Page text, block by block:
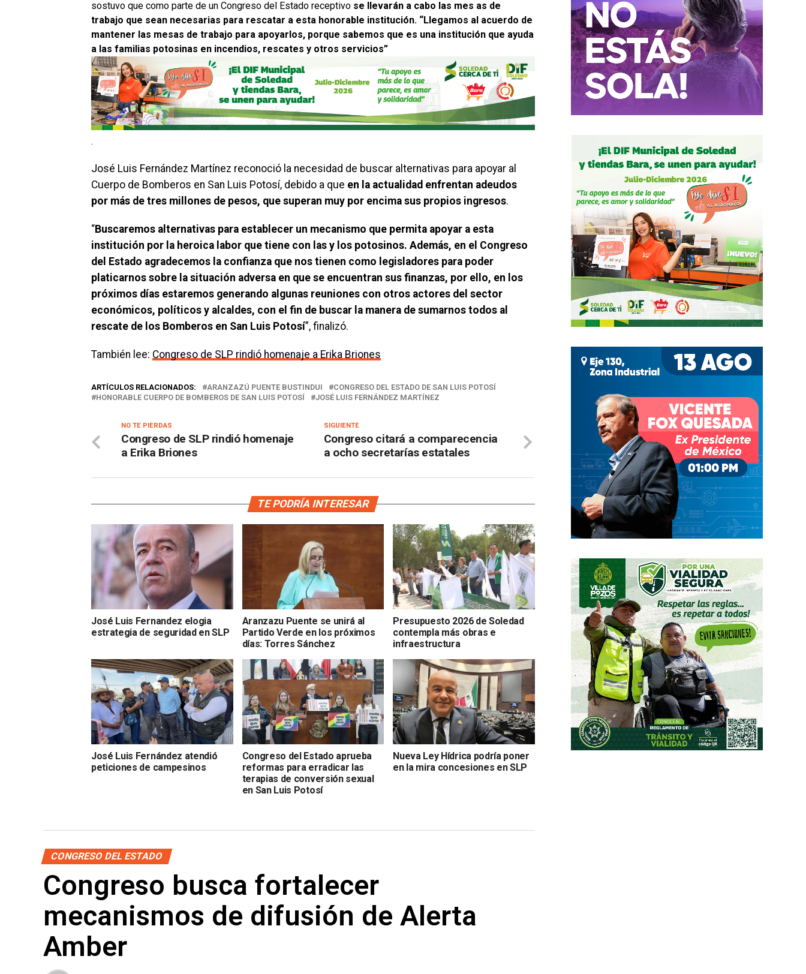
sostuvo que como parte de un Congreso del Estado receptivo se llevarán a cabo las mes as de
trabajo que sean necesarias para rescatar a esta honorable institución. “Llegamos al acuerdo de
mantener las mesas de trabajo para apoyarlos, porque sabemos que es una institución que ayuda
a las familias potosinas en incendios, rescates y otros servicios”
.
José Luis Fernández Martínez reconoció la necesidad de buscar alternativas para apoyar al
Cuerpo de Bomberos en San Luis Potosí, debido a que en la actualidad enfrentan adeudos
por más de tres millones de pesos, que superan muy por encima sus propios ingresos.
“Buscaremos alternativas para establecer un mecanismo que permita apoyar a esta
institución por la heroica labor que tiene con las y los potosinos. Además, en el Congreso
del Estado agradecemos la confianza que nos tienen como legisladores para poder
platicarnos sobre la situación adversa en que se encuentran sus finanzas, por ello, en los
próximos días estaremos generando algunas reuniones con otros actores del sector
económicos, políticos y alcaldes, con el fin de buscar la manera de sumarnos todos al
rescate de los Bomberos en San Luis Potosí”, finalizó.
También lee: Congreso de SLP rindió homenaje a Erika Briones
ARTÍCULOS RELACIONADOS: ARANZAZÚ PUENTE BUSTINDUI
CONGRESO DEL ESTADO DE SAN LUIS POTOSÍ
HONORABLE CUERPO DE BOMBEROS DE SAN LUIS POTOSÍ
JOSÉ LUIS FERNÁNDEZ MARTÍNEZ
SIGUIENTE
Congreso citará a comparecencia
a ocho secretarías estatales
NO TE PIERDAS
Congreso de SLP rindió homenaje
a Erika Briones
TE PODRÍA INTERESAR
José Luis Fernandez elogia
estrategia de seguridad en SLP
Aranzazu Puente se unirá al
Partido Verde en los próximos
días: Torres Sánchez
Presupuesto 2026 de Soledad
contempla más obras e
infraestructura
José Luis Fernández atendió
peticiones de campesinos
Congreso del Estado aprueba
reformas para erradicar las
terapias de conversión sexual
en San Luis Potosí
Nueva Ley Hídrica podría poner
en la mira concesiones en SLP
CONGRESO DEL ESTADO
Congreso busca fortalecer
mecanismos de difusión de Alerta
Amber